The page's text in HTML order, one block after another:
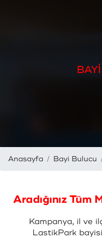
Anasayfa Bayi Bulucu
Aradığınız
Kampanya, il ve
LastikPark